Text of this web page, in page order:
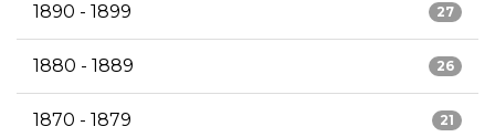
27
1890 - 1899
26
1880 - 1889
21
1870 - 1879